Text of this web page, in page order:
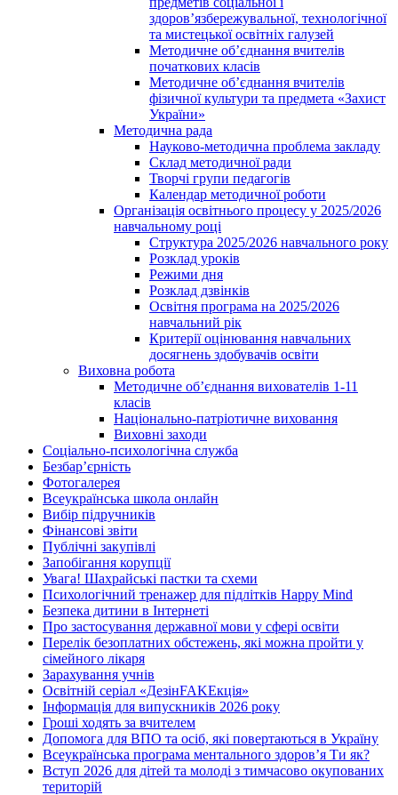
здоров’язбережувальної, технологічної
та мистецької освітніх галузей
Методичне об’єднання вчителів
початкових класів
Методичне об’єднання вчителів
фізичної культури та предмета «Захист
України»
Методична рада
Науково-методична проблема закладу
Склад методичної ради
Творчі групи педагогів
Календар методичної роботи
Організація освітнього процесу у 2025/2026
навчальному році
Структура 2025/2026 навчального року
Розклад уроків
Режими дня
Розклад дзвінків
Освітня програма на 2025/2026
навчальний рік
Критерії оцінювання навчальних
досягнень здобувачів освіти
Виховна робота
Методичне об’єднання вихователів 1-11
класів
Національно-патріотичне виховання
Виховні заходи
Соціально-психологічна служба
Безбар’єрність
Фотогалерея
Всеукраїнська школа онлайн
Вибір підручників
Фінансові звіти
Публічні закупівлі
Запобігання корупції
Увага! Шахрайські пастки та схеми
Психологічний тренажер для підлітків Happy Mind
Безпека дитини в Інтернеті
Про застосування державної мови у сфері освіти
Перелік безоплатних обстежень, які можна пройти у
сімейного лікаря
Зарахування учнів
Освітній серіал «ДезінFAKEкція»
Інформація для випускників 2026 року
Гроші ходять за вчителем
Допомога для ВПО та осіб, які повертаються в Україну
Всеукраїнська програма ментального здоров’я Ти як?
Вступ 2026 для дітей та молоді з тимчасово окупованих
територій